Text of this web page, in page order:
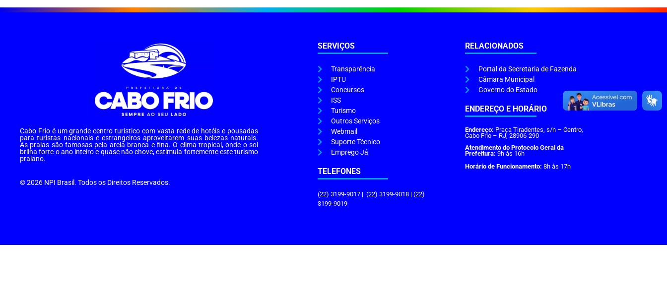
Cabo Frio é um grande centro turístico com vasta rede de hotéis e pousadas
para turistas nacionais e estrangeiros aproveitarem suas belezas naturais.
As praias são famosas pela areia branca e fina. O clima tropical, onde o sol
brilha forte o ano inteiro e quase não chove, estimula fortemente este turismo
praiano.
© 2026 NPI Brasil. Todos os Direitos Reservados.
SERVIÇOS
Transparência
IPTU
Concursos
ISS
Turismo
Outros Serviços
Webmail
Suporte Técnico
Emprego Já
TELEFONES
(22) 3199-9017 | (22) 3199-9018 | (22)
3199-9019
RELACIONADOS
Portal da Secretaria de Fazenda
Câmara Municipal
Governo do Estado
ENDEREÇO E HORÁRIO
Endereço: Praça Tiradentes, s/n – Centro,
Cabo Frio – RJ, 28906-290
Atendimento do Protocolo Geral da
Prefeitura: 9h às 16h
Horário de Funcionamento: 8h às 17h